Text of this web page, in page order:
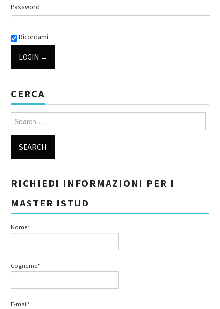
Password
Ricordami
CERCA
Search for:
RICHIEDI INFORMAZIONI PER I
MASTER ISTUD
Nome*
Cognome*
E-mail*